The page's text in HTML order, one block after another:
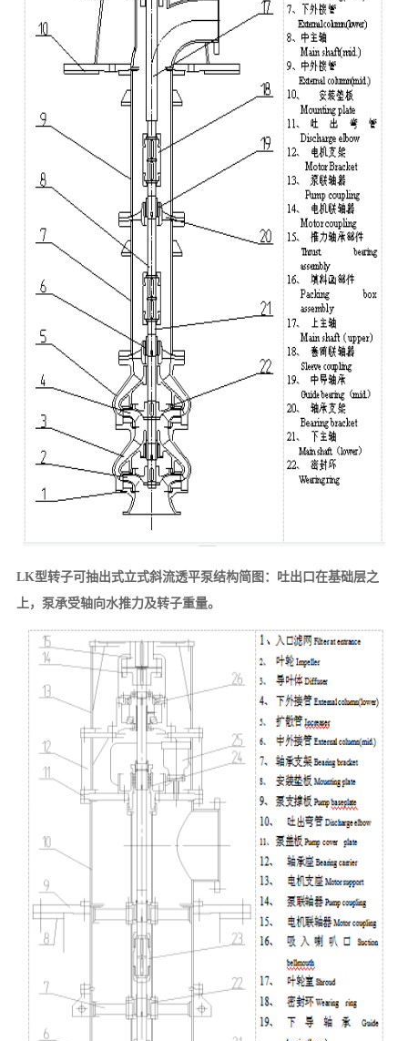
LK型转子可抽出式立式斜流透平泵结构简图：吐出口在基础层之
上，泵承受轴向水推力及转子重量。